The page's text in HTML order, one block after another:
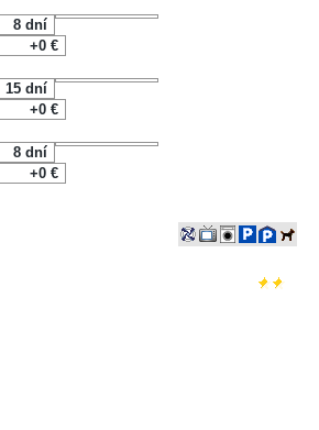
8 dní
+0 €
15 dní
+0 €
8 dní
+0 €